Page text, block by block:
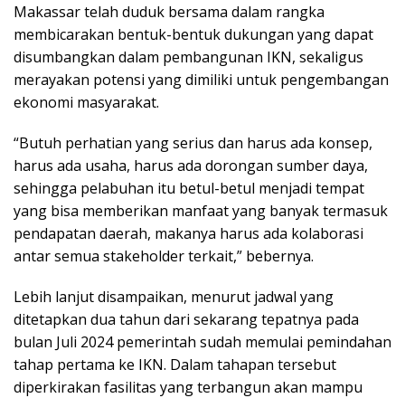
Makassar telah duduk bersama dalam rangka
membicarakan bentuk-bentuk dukungan yang dapat
disumbangkan dalam pembangunan IKN, sekaligus
merayakan potensi yang dimiliki untuk pengembangan
ekonomi masyarakat.
“Butuh perhatian yang serius dan harus ada konsep,
harus ada usaha, harus ada dorongan sumber daya,
sehingga pelabuhan itu betul-betul menjadi tempat
yang bisa memberikan manfaat yang banyak termasuk
pendapatan daerah, makanya harus ada kolaborasi
antar semua stakeholder terkait,” bebernya.
Lebih lanjut disampaikan, menurut jadwal yang
ditetapkan dua tahun dari sekarang tepatnya pada
bulan Juli 2024 pemerintah sudah memulai pemindahan
tahap pertama ke IKN. Dalam tahapan tersebut
diperkirakan fasilitas yang terbangun akan mampu